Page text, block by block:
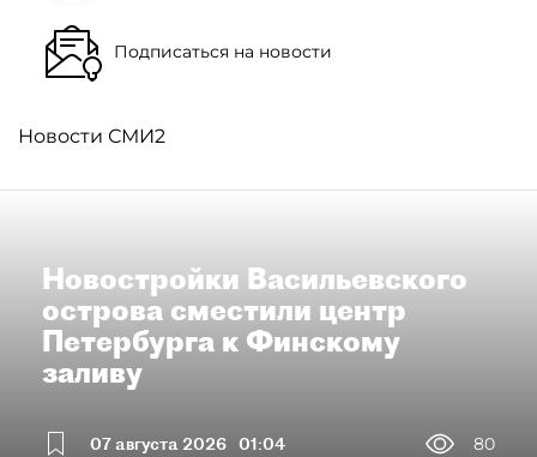
Подписаться на новости
Новости СМИ2
Новостройки Васильевского
острова сместили центр
Петербурга к Финскому
заливу
07 августа 2026 01:04 80